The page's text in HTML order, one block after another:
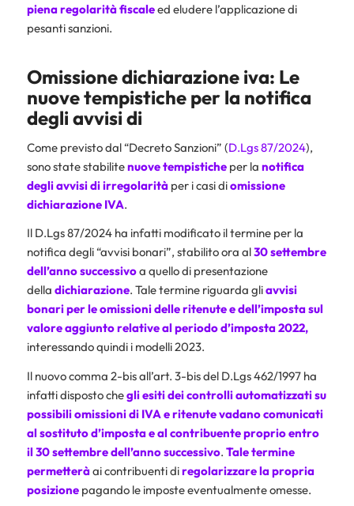
piena regolarità fiscaleed eludere l’applicazione di
pesanti sanzioni.
Omissione dichiarazione iva: Le
nuove tempistiche per la notifica
degli avvisi di
Come previsto dal “Decreto Sanzioni” (D.Lgs 87/2024),
sono state stabilitenuove tempisticheper la notifica
degli avvisi di irregolaritàper i casi diomissione
dichiarazione IVA.
Il D.Lgs 87/2024 ha infatti modificato il termine per la
notifica degli “avvisi bonari”, stabilito ora al30 settembre
dell’anno successivoa quello di presentazione
della dichiarazione. Tale termine riguarda gliavvisi
bonariper le omissioni delle ritenute e dell’imposta sul
valore aggiuntorelative al periodo d’imposta 2022,
interessando quindi i modelli 2023.
Il nuovo comma 2-bis all’art. 3-bis del D.Lgs 462/1997 ha
infatti disposto chegli esiti dei controlli automatizzati su
possibili omissioni di IVA e ritenute vadano comunicati
alsostituto d’impostae al contribuente proprio entro
il 30 settembre dell’anno successivo. Taletermine
permetteràai contribuenti diregolarizzare la propria
posizionepagando le imposte eventualmente omesse.